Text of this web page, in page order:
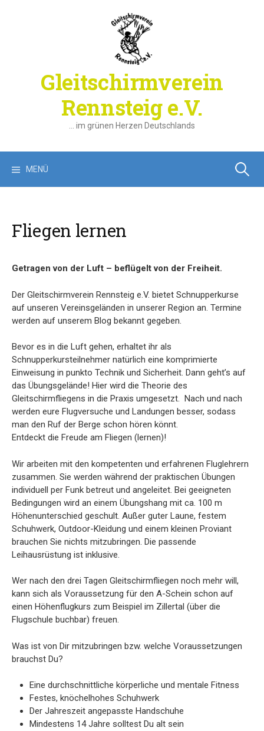
Gleitschirmverein
Rennsteig e.V.
… im grünen Herzen Deutschlands
MENÜ Suchen
Fliegen lernen
Getragen von der Luft – beflügelt von der Freiheit.
Der Gleitschirmverein Rennsteig e.V. bietet Schnupperkurse
auf unseren Vereinsgeländen in unserer Region an. Termine
werden auf unserem Blog bekannt gegeben.
Bevor es in die Luft gehen, erhaltet ihr als
Schnupperkursteilnehmer natürlich eine komprimierte
Einweisung in punkto Technik und Sicherheit. Dann geht’s auf
das Übungsgelände! Hier wird die Theorie des
Gleitschirmfliegens in die Praxis umgesetzt. Nach und nach
werden eure Flugversuche und Landungen besser, sodass
man den Ruf der Berge schon hören könnt.
Entdeckt die Freude am Fliegen (lernen)!
Wir arbeiten mit den kompetenten und erfahrenen Fluglehrern
zusammen. Sie werden während der praktischen Übungen
individuell per Funk betreut und angeleitet. Bei geeigneten
Bedingungen wird an einem Übungshang mit ca. 100 m
Höhenunterschied geschult. Außer guter Laune, festem
Schuhwerk, Outdoor-Kleidung und einem kleinen Proviant
brauchen Sie nichts mitzubringen. Die passende
Leihausrüstung ist inklusive.
Wer nach den drei Tagen Gleitschirmfliegen noch mehr will,
kann sich als Voraussetzung für den A-Schein schon auf
einen Höhenflugkurs zum Beispiel im Zillertal (über die
Flugschule buchbar) freuen.
Was ist von Dir mitzubringen bzw. welche Voraussetzungen
brauchst Du?
Eine durchschnittliche körperliche und mentale Fitness
Festes, knöchelhohes Schuhwerk
Der Jahreszeit angepasste Handschuhe
Mindestens 14 Jahre solltest Du alt sein